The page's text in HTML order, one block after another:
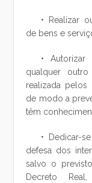
• Realizar
de bens e
•
qualquer
realizada
de modo a
têm
• Dedicar-
defesa dos
salvo o
Decreto